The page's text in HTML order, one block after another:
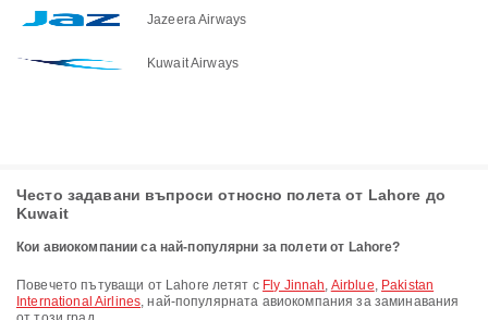
Jazeera Airways
Kuwait Airways
Често задавани въпроси относно полета от Lahore до
Kuwait
Кои авиокомпании са най-популярни за полети от Lahore?
Повечето пътуващи от Lahore летят с Fly Jinnah, Airblue, Pakistan
International Airlines, най-популярната авиокомпания за заминавания